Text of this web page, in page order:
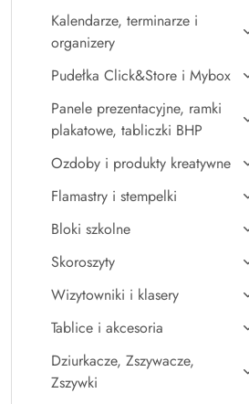
Kalendarze, terminarze i
organizery
Pudełka Click&Store i Mybox
Panele prezentacyjne, ramki
plakatowe, tabliczki BHP
Ozdoby i produkty kreatywne
Flamastry i stempelki
Bloki szkolne
Skoroszyty
Wizytowniki i klasery
Tablice i akcesoria
Dziurkacze, Zszywacze,
Zszywki